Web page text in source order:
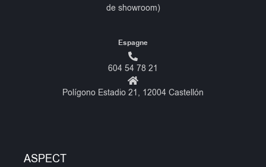
de showroom)
Espagne
604 54 78 21
Polígono Estadio 21, 12004 Castellón
ASPECT